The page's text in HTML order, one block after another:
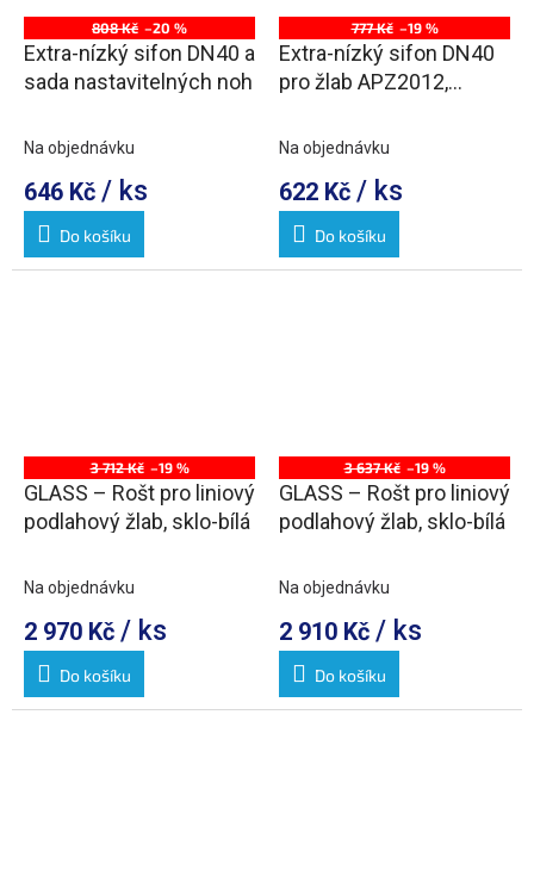
808 Kč –20 %
Extra-nízký sifon DN40 a
sada nastavitelných noh
Na objednávku
646 Kč / ks
Do košíku
777 Kč –19 %
Extra-nízký sifon DN40
pro žlab APZ2012,
Na objednávku
622 Kč / ks
Do košíku
3 712 Kč –19 %
GLASS – Rošt pro liniový
podlahový žlab, sklo-bílá
Na objednávku
2 970 Kč / ks
Do košíku
3 637 Kč –19 %
GLASS – Rošt pro liniový
podlahový žlab, sklo-bílá
Na objednávku
2 910 Kč / ks
Do košíku